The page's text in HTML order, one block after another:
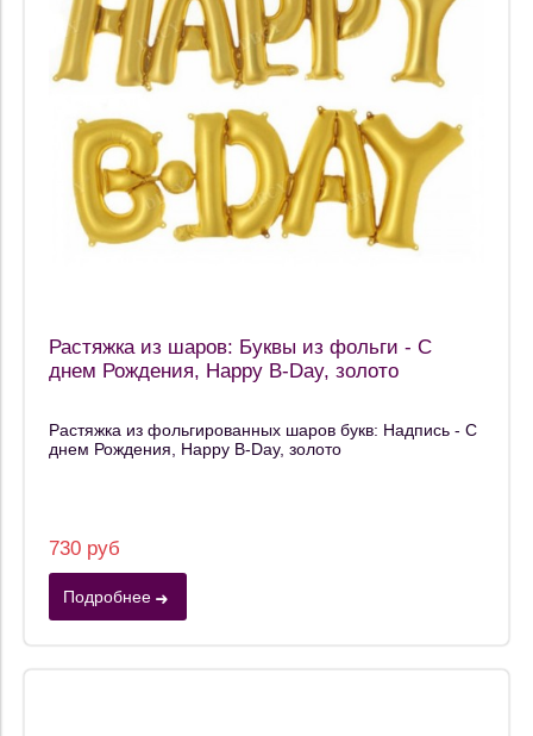
Растяжка из шаров: Буквы из фольги - С
днем Рождения, Happy B-Day, золото
Растяжка из фольгированных шаров букв: Надпись - С
днем Рождения, Happy B-Day, золото
730 руб
Подробнее